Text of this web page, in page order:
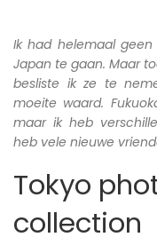
Ik had helemaal
Japan te gaan. Maar
besliste ik ze te
moeite waard.
maar ik heb
heb vele nieuwe
Tokyo
collection